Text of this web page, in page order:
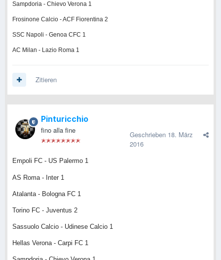
Sampdoria - Chievo Verona 1
Frosinone Calcio - ACF Fiorentina 2
SSC Napoli - Genoa CFC 1
AC Milan - Lazio Roma 1
Zitieren
Pinturicchio
fino alla fine Geschrieben 18. März
2016
Empoli FC - US Palermo 1
AS Roma - Inter 1
Atalanta - Bologna FC 1
Torino FC - Juventus 2
Sassuolo Calcio - Udinese Calcio 1
Hellas Verona - Carpi FC 1